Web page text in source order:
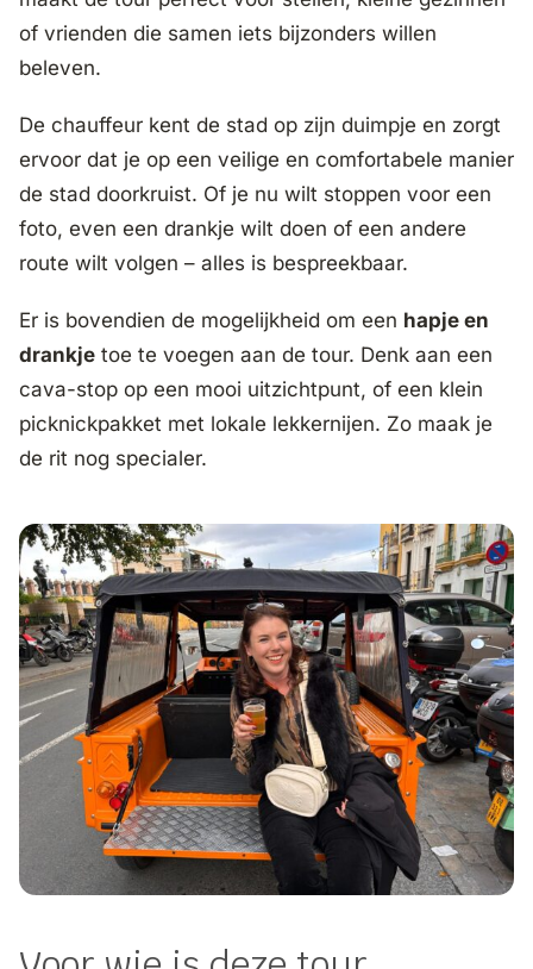
of vrienden die samen iets bijzonders willen
beleven.
De chauffeur kent de stad op zijn duimpje en zorgt
ervoor dat je op een veilige en comfortabele manier
de stad doorkruist. Of je nu wilt stoppen voor een
foto, even een drankje wilt doen of een andere
route wilt volgen – alles is bespreekbaar.
Er is bovendien de mogelijkheid om een hapje en
drankje toe te voegen aan de tour. Denk aan een
cava-stop op een mooi uitzichtpunt, of een klein
picknickpakket met lokale lekkernijen. Zo maak je
de rit nog specialer.